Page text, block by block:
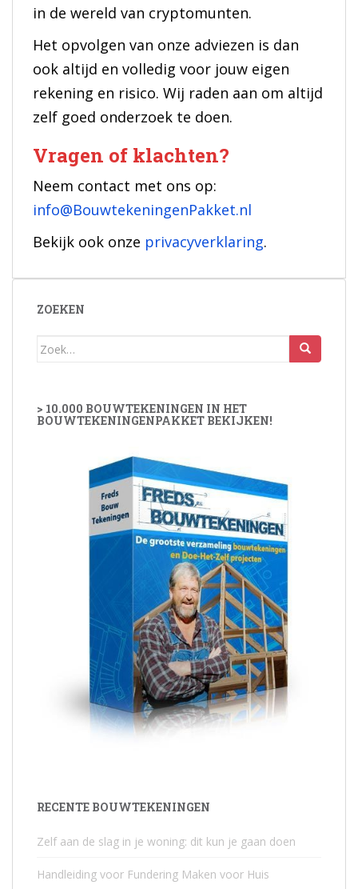
in de wereld van cryptomunten.
Het opvolgen van onze adviezen is dan
ook altijd en volledig voor jouw eigen
rekening en risico. Wij raden aan om altijd
zelf goed onderzoek te doen.
Vragen of klachten?
Neem contact met ons op:
info@BouwtekeningenPakket.nl
Bekijk ook onze privacyverklaring.
ZOEKEN
Zoek
> 10.000 BOUWTEKENINGEN IN HET
BOUWTEKENINGENPAKKET BEKIJKEN!
RECENTE BOUWTEKENINGEN
Zelf aan de slag in je woning: dit kun je gaan doen
Handleiding voor Fundering Maken voor Huis